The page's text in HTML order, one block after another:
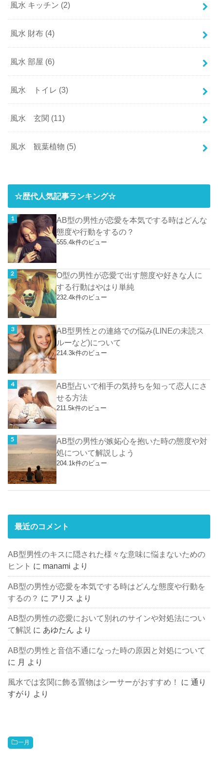
風水 キッチン (2)
風水 財布 (4)
風水 部屋 (6)
風水 トイレ (3)
風水 玄関 (11)
風水 観葉植物 (5)
☆歴代人気記事ランキング☆
AB型の男性が恋愛を本気でする時はどんな
態度や行動をするの？
555.4k件のビュー
O型の男性が恋愛で出す態度や好きな人に
する行動はやはり単純
232.4k件のビュー
AB型男性との連絡での悩み(LINEの未読ス
ルーなど)について
214.3k件のビュー
AB型占いで相手の気持ちを知って恋人にさ
せる方法
211.5k件のビュー
AB型の男性が嫉妬心を抱いた時の態度や対
処について解説しよう
204.1k件のビュー
最近のコメント
AB型男性のキスに隠された様々な意味に悩まないための
ヒント に manami より
AB型の男性が恋愛を本気でする時はどんな態度や行動を
するの？ に アリス より
AB型の男性の恋愛において別れのサインや対処法につい
て解説 に あゆたん より
AB型の男性と音信不通になった時の原因と対処について
に 月 より
風水では玄関に飾る置物はシーサーがおすすめ！ に通り
すがり より
一月